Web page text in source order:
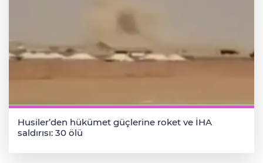
Husiler’den hükümet güçlerine roket ve İHA
saldırısı: 30 ölü